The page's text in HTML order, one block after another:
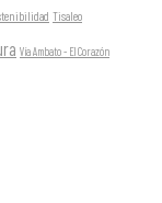
Tisaleo
Vía Ambato - El Corazón